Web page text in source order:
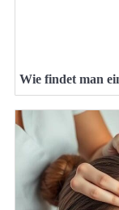
Wie findet man